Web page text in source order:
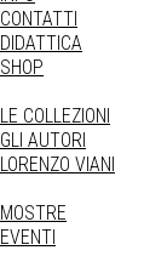
CONTATTI
DIDATTICA
SHOP
LE COLLEZIONI
GLI AUTORI
LORENZO VIANI
MOSTRE
EVENTI